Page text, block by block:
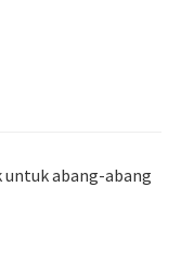
untuk abang-abang